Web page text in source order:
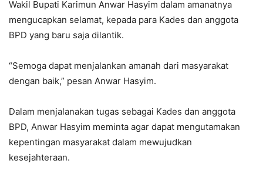
Wakil Bupati Karimun Anwar Hasyim dalam amanatnya
mengucapkan selamat, kepada para Kades dan anggota
BPD yang baru saja dilantik.
“Semoga dapat menjalankan amanah dari masyarakat
dengan baik,” pesan Anwar Hasyim.
Dalam menjalanakan tugas sebagai Kades dan anggota
BPD, Anwar Hasyim meminta agar dapat mengutamakan
kepentingan masyarakat dalam mewujudkan
kesejahteraan.